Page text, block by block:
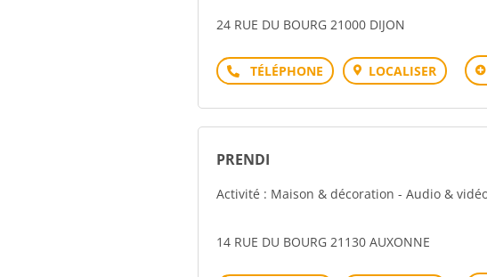
24 RUE DU BOURG 21000 DIJON
Téléphone LOCALISER
PRENDI
Activité : Maison & décoration - Audio &
14 RUE DU BOURG 21130 AUXONNE